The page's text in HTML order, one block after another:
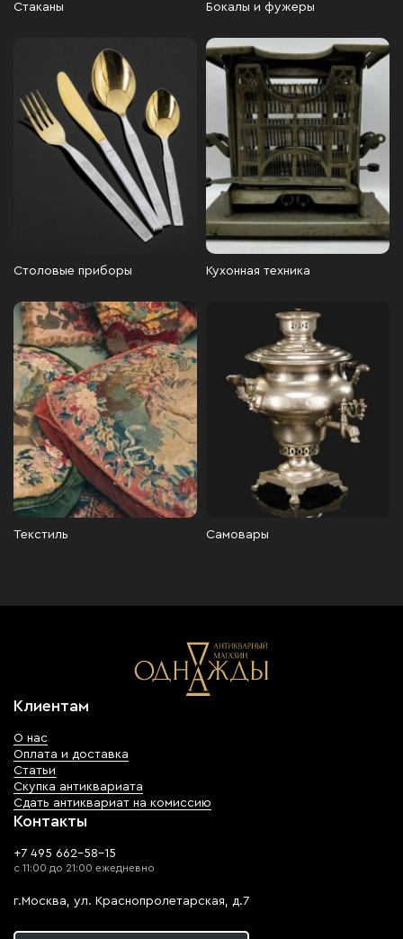
Стаканы Бокалы и фужеры
Столовые приборы Кухонная техника
Текстиль Самовары
Клиентам
О нас
Оплата и доставка
Статьи
Скупка антиквариата
Сдать антиквариат на комиссию
Контакты
+7 495 662-58-15
с 11:00 до 21:00 ежедневно
г.Москва, ул. Краснопролетарская, д.7